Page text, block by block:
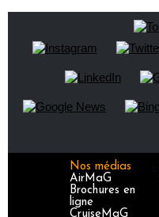
Nos médias
AirMaG
Brochures en
ligne
CruiseMaG